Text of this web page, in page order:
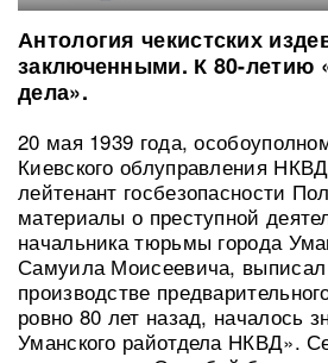
Антология чекистских
заключенными. К 80-летию
дела».
20 мая 1939 года,
Киевского облуправления
лейтенант госбезопасности
материалы о преступной
начальника тюрьмы города
Самуила Моисеевича, выписал
производстве
ровно 80 лет назад, началось
Уманского райотдела НКВД».